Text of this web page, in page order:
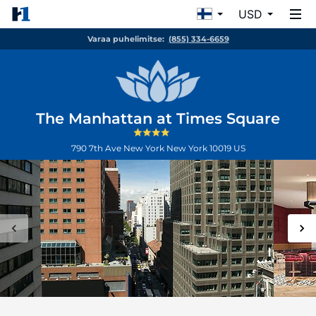
USD
Varaa puhelimitse: (855) 334-6659
The Manhattan at Times Square
790 7th Ave New York New York 10019 US